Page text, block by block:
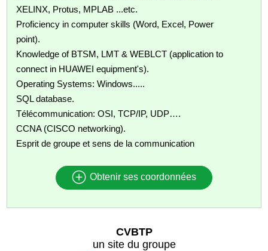
XELINX, Protus, MPLAB ...etc.
Proficiency in computer skills (Word, Excel, Power
point).
Knowledge of BTSM, LMT & WEBLCT (application to
connect in HUAWEI equipment's).
Operating Systems: Windows.....
SQL database.
Télécommunication: OSI, TCP/IP, UDP….
CCNA (CISCO networking).
Esprit de groupe et sens de la communication
Obtenir ses coordonnées
CVBTP
un site du groupe